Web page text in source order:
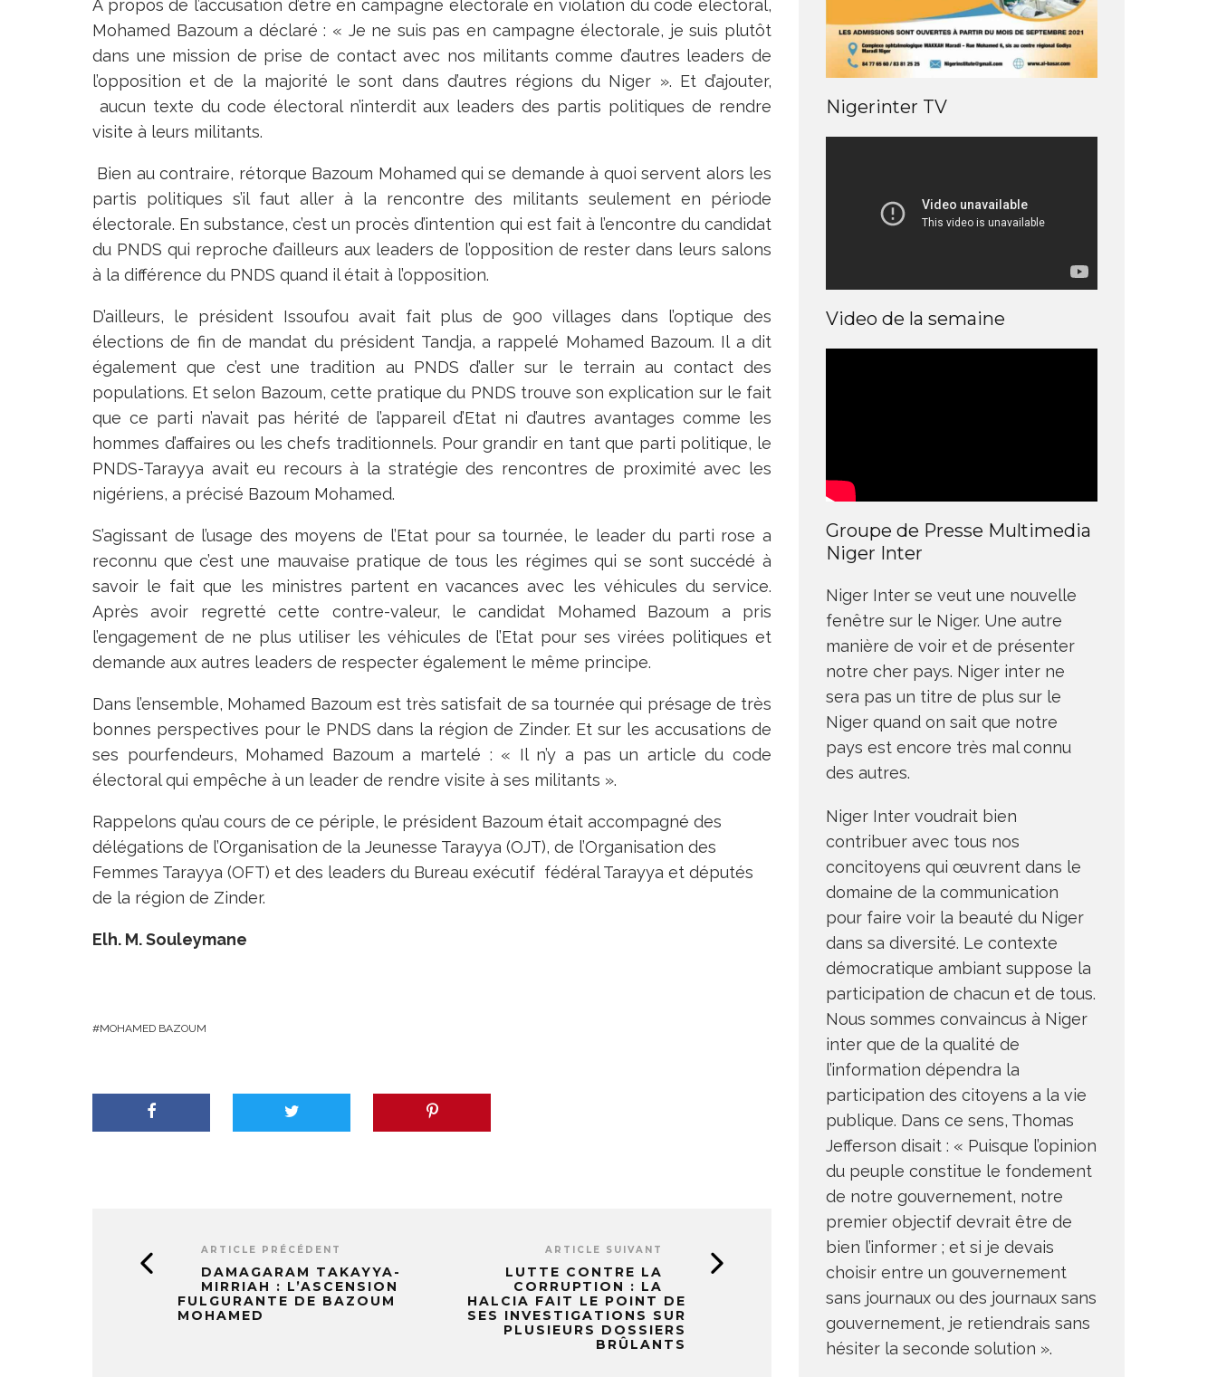
A propos de l’accusation d’être en campagne électorale en violation du code électoral,
Mohamed Bazoum a déclaré : « Je ne suis pas en campagne électorale, je suis plutôt
dans une mission de prise de contact avec nos militants comme d’autres leaders de
l’opposition et de la majorité le sont dans d’autres régions du Niger ». Et d’ajouter,
aucun texte du code électoral n’interdit aux leaders des partis politiques de rendre
visite à leurs militants.
Bien au contraire, rétorque Bazoum Mohamed qui se demande à quoi servent alors les
partis politiques s’il faut aller à la rencontre des militants seulement en période
électorale. En substance, c’est un procès d’intention qui est fait à l’encontre du candidat
du PNDS qui reproche d’ailleurs aux leaders de l’opposition de rester dans leurs salons
à la différence du PNDS quand il était à l’opposition.
D’ailleurs, le président Issoufou avait fait plus de 900 villages dans l’optique des
élections de fin de mandat du président Tandja, a rappelé Mohamed Bazoum. Il a dit
également que c’est une tradition au PNDS d’aller sur le terrain au contact des
populations. Et selon Bazoum, cette pratique du PNDS trouve son explication sur le fait
que ce parti n’avait pas hérité de l’appareil d’Etat ni d’autres avantages comme les
hommes d’affaires ou les chefs traditionnels. Pour grandir en tant que parti politique, le
PNDS-Tarayya avait eu recours à la stratégie des rencontres de proximité avec les
nigériens, a précisé Bazoum Mohamed.
S’agissant de l’usage des moyens de l’Etat pour sa tournée, le leader du parti rose a
reconnu que c’est une mauvaise pratique de tous les régimes qui se sont succédé à
savoir le fait que les ministres partent en vacances avec les véhicules du service.
Après avoir regretté cette contre-valeur, le candidat Mohamed Bazoum a pris
l’engagement de ne plus utiliser les véhicules de l’Etat pour ses virées politiques et
demande aux autres leaders de respecter également le même principe.
Dans l’ensemble, Mohamed Bazoum est très satisfait de sa tournée qui présage de très
bonnes perspectives pour le PNDS dans la région de Zinder. Et sur les accusations de
ses pourfendeurs, Mohamed Bazoum a martelé : « Il n’y a pas un article du code
électoral qui empêche à un leader de rendre visite à ses militants ».
Rappelons qu’au cours de ce périple, le président Bazoum était accompagné des
délégations de l’Organisation de la Jeunesse Tarayya (OJT), de l’Organisation des
Femmes Tarayya (OFT) et des leaders du Bureau exécutif fédéral Tarayya et députés
de la région de Zinder.
Elh. M. Souleymane
MOHAMED BAZOUM
ARTICLE PRÉCÉDENT
DAMAGARAM TAKAYYA-
MIRRIAH : L’ASCENSION
FULGURANTE DE BAZOUM
MOHAMED
ARTICLE SUIVANT
LUTTE CONTRE LA
CORRUPTION : LA
HALCIA FAIT LE POINT DE
SES INVESTIGATIONS SUR
PLUSIEURS DOSSIERS
BRÛLANTS
Nigerinter TV
Video de la semaine
Groupe de Presse Multimedia
Niger Inter
Niger Inter se veut une nouvelle
fenêtre sur le Niger. Une autre
manière de voir et de présenter
notre cher pays. Niger inter ne
sera pas un titre de plus sur le
Niger quand on sait que notre
pays est encore très mal connu
des autres.
Niger Inter voudrait bien
contribuer avec tous nos
concitoyens qui œuvrent dans le
domaine de la communication
pour faire voir la beauté du Niger
dans sa diversité. Le contexte
démocratique ambiant suppose la
participation de chacun et de tous.
Nous sommes convaincus à Niger
inter que de la qualité de
l’information dépendra la
participation des citoyens a la vie
publique. Dans ce sens, Thomas
Jefferson disait : « Puisque l’opinion
du peuple constitue le fondement
de notre gouvernement, notre
premier objectif devrait être de
bien l’informer ; et si je devais
choisir entre un gouvernement
sans journaux ou des journaux sans
gouvernement, je retiendrais sans
hésiter la seconde solution ».